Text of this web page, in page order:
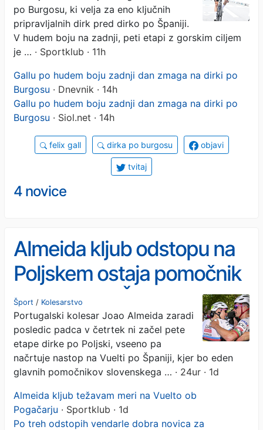
po Burgosu, ki velja za eno ključnih
pripravljalnih dirk pred dirko po Španiji.
V hudem boju na zadnji, peti etapi z gorskim ciljem
je … · Sportklub · 11h
Gallu po hudem boju zadnji dan zmaga na dirki po
Burgosu · Dnevnik · 14h
Gallu po hudem boju zadnji dan zmaga na dirki po
Burgosu · Siol.net · 14h
felix gall dirka po burgosu objavi
tvitaj
4 novice
Almeida kljub odstopu na
Poljskem ostaja pomočnik
Pogačarja v Španiji
Šport / Kolesarstvo
Portugalski kolesar Joao Almeida zaradi
posledic padca v četrtek ni začel pete
etape dirke po Poljski, vseeno pa
načrtuje nastop na Vuelti po Španiji, kjer bo eden
glavnih pomočnikov slovenskega … · 24ur · 1d
Almeida kljub težavam meri na Vuelto ob
Pogačarju · Sportklub · 1d
Po treh odstopih vendarle dobra novica za